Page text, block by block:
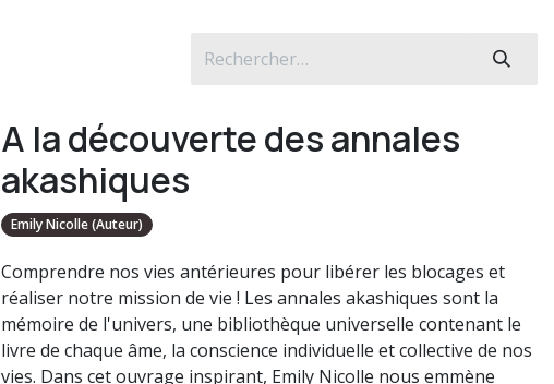
A la découverte des annales
akashiques
Emily Nicolle (Auteur)
Comprendre nos vies antérieures pour libérer les blocages et
réaliser notre mission de vie ! Les annales akashiques sont la
mémoire de l'univers, une bibliothèque universelle contenant le
livre de chaque âme, la conscience individuelle et collective de nos
vies. Dans cet ouvrage inspirant, Emily Nicolle nous emmène